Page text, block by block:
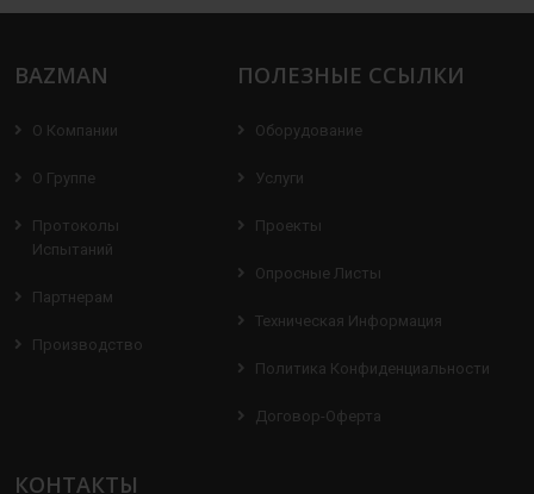
BAZMAN
О Компании
О Группе
Протоколы
Испытаний
Партнерам
Производство
ПОЛЕЗНЫЕ ССЫЛКИ
Оборудование
Услуги
Проекты
Опросные Листы
Техническая Информация
Политика Конфиденциальности
Договор-Оферта
КОНТАКТЫ